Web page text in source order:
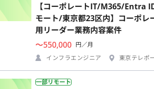
【コーポレートIT/M365/Entra
モート/東京都23区内】コーポレ
用リーダー業務内容案件
〜550,000 円／月
インフラエンジニア
東京テレポ
一部リモート